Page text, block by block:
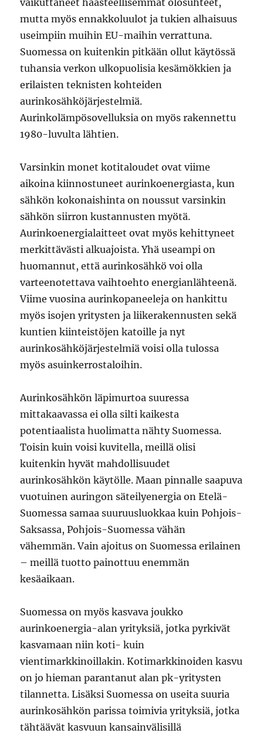
vaikuttaneet haasteellisemmat olosuhteet,
mutta myös ennakkoluulot ja tukien alhaisuus
useimpiin muihin EU-maihin verrattuna.
Suomessa on kuitenkin pitkään ollut käytössä
tuhansia verkon ulkopuolisia kesämökkien ja
erilaisten teknisten kohteiden
aurinkosähköjärjestelmiä.
Aurinkolämpösovelluksia on myös rakennettu
1980-luvulta lähtien.
Varsinkin monet kotitaloudet ovat viime
aikoina kiinnostuneet aurinkoenergiasta, kun
sähkön kokonaishinta on noussut varsinkin
sähkön siirron kustannusten myötä.
Aurinkoenergialaitteet ovat myös kehittyneet
merkittävästi alkuajoista. Yhä useampi on
huomannut, että aurinkosähkö voi olla
varteenotettava vaihtoehto energianlähteenä.
Viime vuosina aurinkopaneeleja on hankittu
myös isojen yritysten ja liikerakennusten sekä
kuntien kiinteistöjen katoille ja nyt
aurinkosähköjärjestelmiä voisi olla tulossa
myös asuinkerrostaloihin.
Aurinkosähkön läpimurtoa suuressa
mittakaavassa ei olla silti kaikesta
potentiaalista huolimatta nähty Suomessa.
Toisin kuin voisi kuvitella, meillä olisi
kuitenkin hyvät mahdollisuudet
aurinkosähkön käytölle. Maan pinnalle saapuva
vuotuinen auringon säteilyenergia on Etelä-
Suomessa samaa suuruusluokkaa kuin Pohjois-
Saksassa, Pohjois-Suomessa vähän
vähemmän. Vain ajoitus on Suomessa erilainen
– meillä tuotto painottuu enemmän
kesäaikaan.
Suomessa on myös kasvava joukko
aurinkoenergia-alan yrityksiä, jotka pyrkivät
kasvamaan niin koti- kuin
vientimarkkinoillakin. Kotimarkkinoiden kasvu
on jo hieman parantanut alan pk-yritysten
tilannetta. Lisäksi Suomessa on useita suuria
aurinkosähkön parissa toimivia yrityksiä, jotka
tähtäävät kasvuun kansainvälisillä